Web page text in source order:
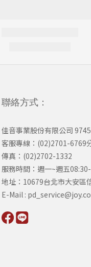
聯絡方式：
佳音事業股份有限公司
客服專線：(02)2701-6769
傳真：(02)2702-1332
服務時間：週一~週五
地址：10679台北市大安區
​E-Mail :